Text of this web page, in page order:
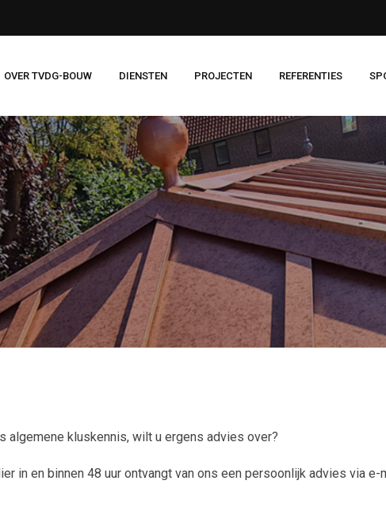
OVER TVDG-BOUW DIENSTEN PROJECTEN REFERENTIES
algemene kluskennis, wilt u ergens advies over?
in en binnen 48 uur ontvangt van ons een persoonlijk advies via e-